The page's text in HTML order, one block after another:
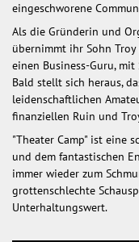
eingeschworene
Als die Gründerin und
übernimmt ihr Sohn
einen Business-Guru,
Bald stellt sich heraus,
leidenschaftlichen
finanziellen Ruin und
"Theater Camp" ist eine
und dem fantastischen
immer wieder zum
grottenschlechte
Unterhaltungswert.